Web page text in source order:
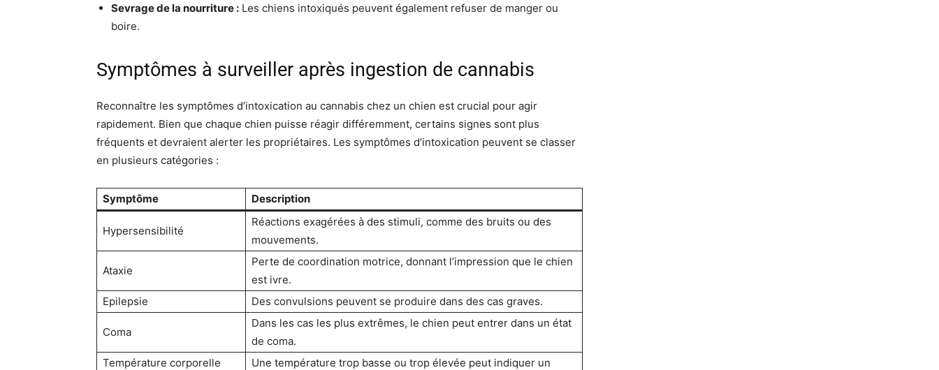
Sevrage de la nourriture : Les chiens intoxiqués peuvent également refuser de manger ou
boire.
Symptômes à surveiller après ingestion de cannabis
Reconnaître les symptômes d’intoxication au cannabis chez un chien est crucial pour agir
rapidement. Bien que chaque chien puisse réagir différemment, certains signes sont plus
fréquents et devraient alerter les propriétaires. Les symptômes d’intoxication peuvent se classer
en plusieurs catégories :
Symptôme Description
Hypersensibilité
Réactions exagérées à des stimuli, comme des bruits ou des
mouvements.
Ataxie
Perte de coordination motrice, donnant l’impression que le chien
est ivre.
Epilepsie
Des convulsions peuvent se produire dans des cas graves.
Coma
Dans les cas les plus extrêmes, le chien peut entrer dans un état
de coma.
Température corporelle
Une température trop basse ou trop élevée peut indiquer un